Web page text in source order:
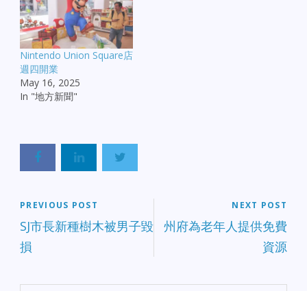
Nintendo Union Square店
週四開業
May 16, 2025
In "地方新聞"
PREVIOUS POST
SJ市長新種樹木被男子毀
損
NEXT POST
州府為老年人提供免費
資源